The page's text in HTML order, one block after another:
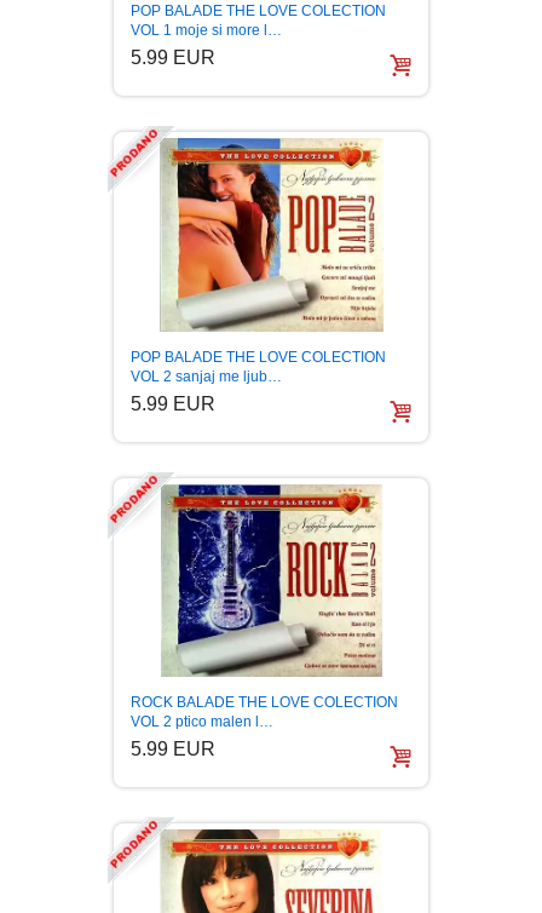
POP BALADE THE LOVE COLECTION
VOL 1 moje si more l…
5.99 EUR
POP BALADE THE LOVE COLECTION
VOL 2 sanjaj me ljub…
5.99 EUR
ROCK BALADE THE LOVE COLECTION
VOL 2 ptico malen l…
5.99 EUR